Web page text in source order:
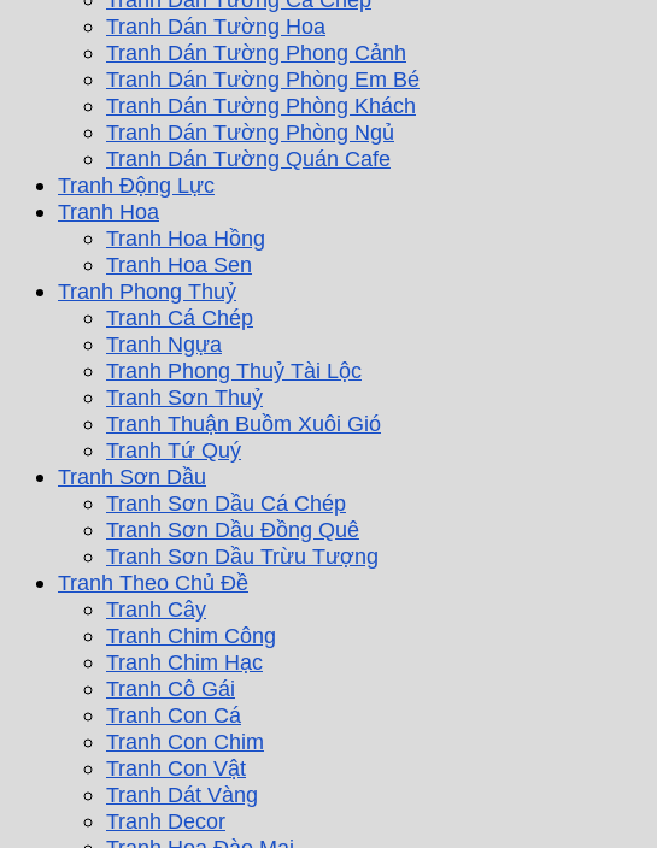
Tranh Dán Tường Hoa
Tranh Dán Tường Phong Cảnh
Tranh Dán Tường Phòng Em Bé
Tranh Dán Tường Phòng Khách
Tranh Dán Tường Phòng Ngủ
Tranh Dán Tường Quán Cafe
Tranh Động Lực
Tranh Hoa
Tranh Hoa Hồng
Tranh Hoa Sen
Tranh Phong Thuỷ
Tranh Cá Chép
Tranh Ngựa
Tranh Phong Thuỷ Tài Lộc
Tranh Sơn Thuỷ
Tranh Thuận Buồm Xuôi Gió
Tranh Tứ Quý
Tranh Sơn Dầu
Tranh Sơn Dầu Cá Chép
Tranh Sơn Dầu Đồng Quê
Tranh Sơn Dầu Trừu Tượng
Tranh Theo Chủ Đề
Tranh Cây
Tranh Chim Công
Tranh Chim Hạc
Tranh Cô Gái
Tranh Con Cá
Tranh Con Chim
Tranh Con Vật
Tranh Dát Vàng
Tranh Decor